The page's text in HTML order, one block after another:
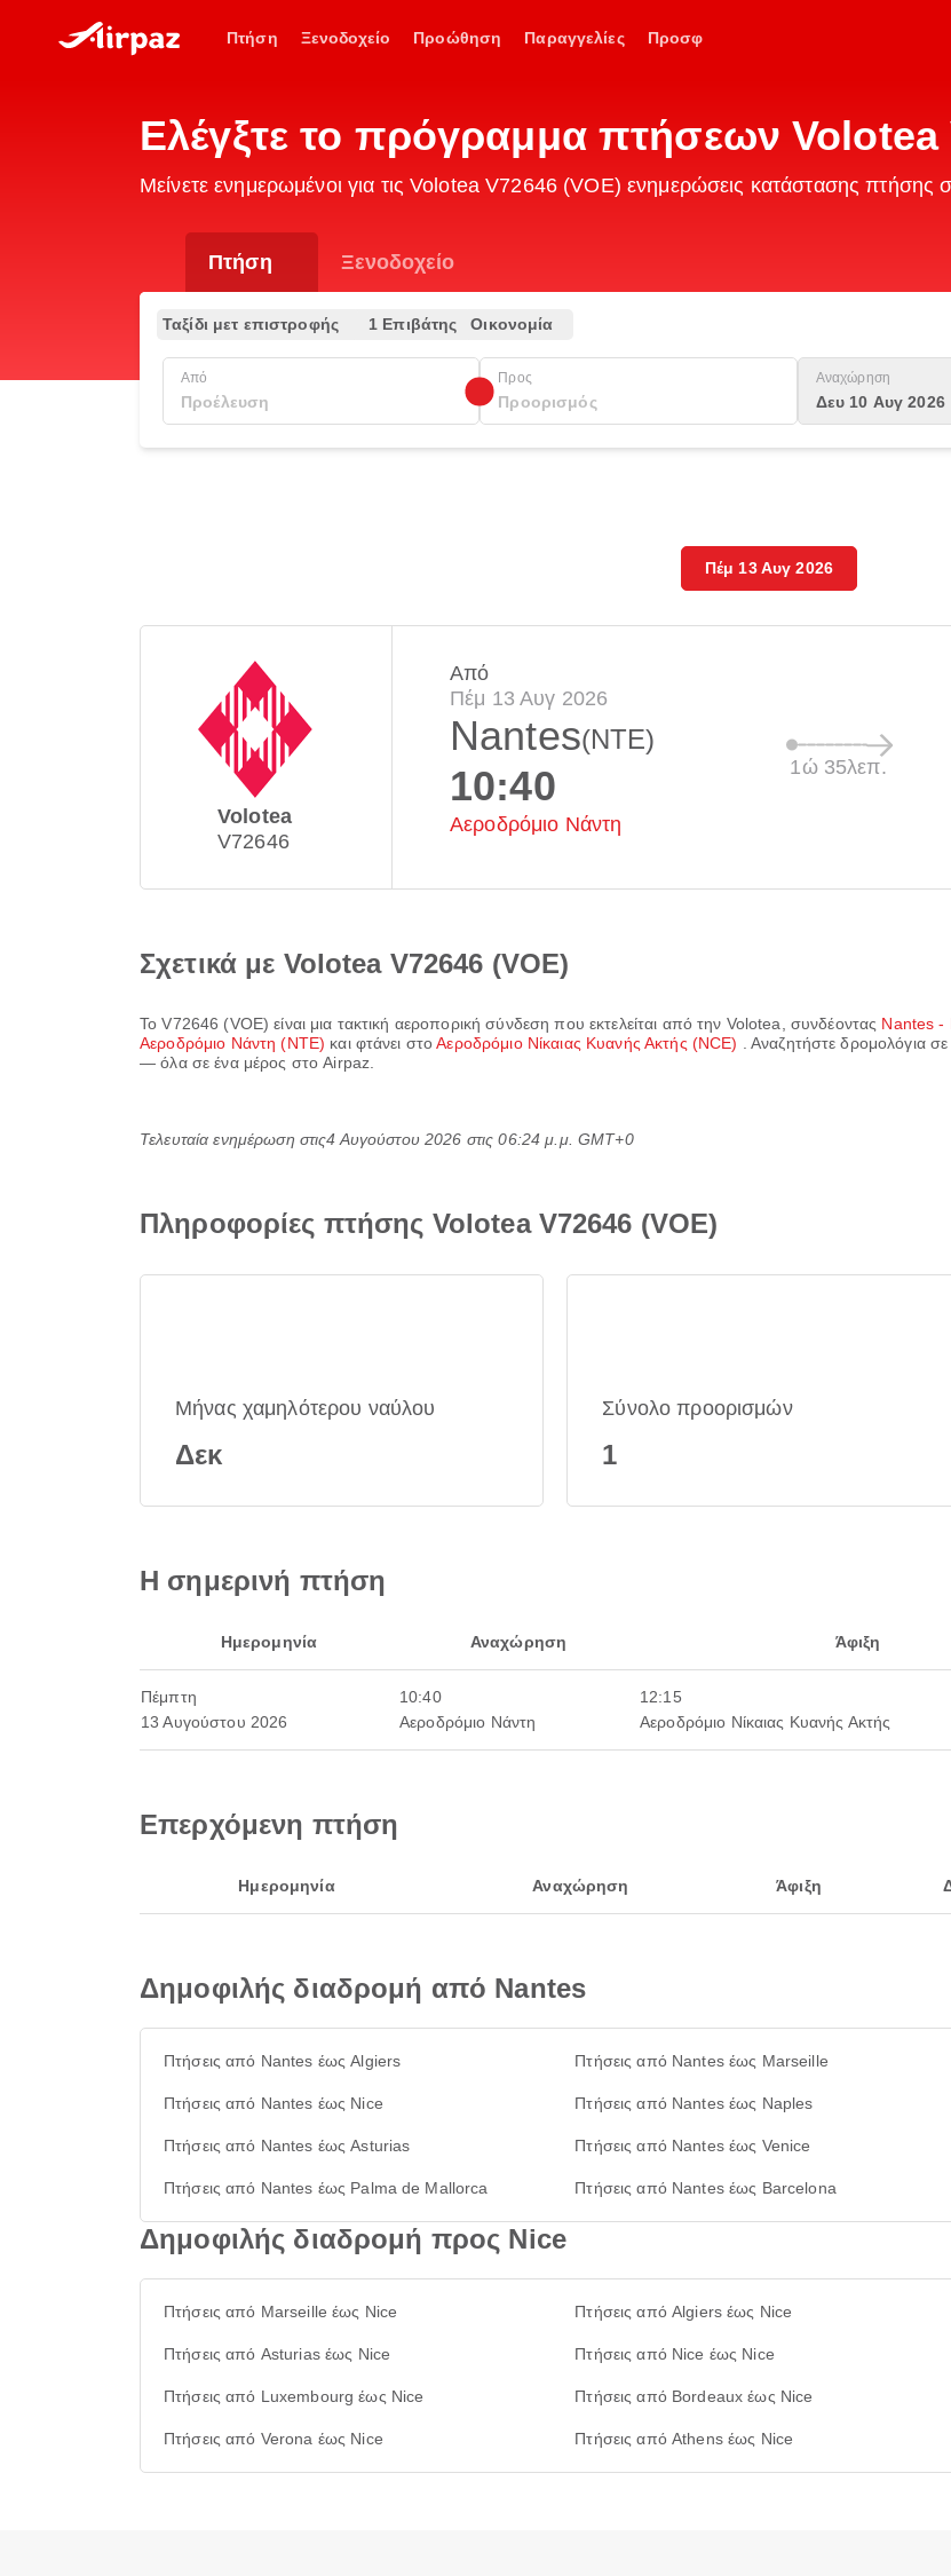
Πτήση Ξενοδοχείο Προώθηση Παραγγελίες Προσφ
Ελέγξτε το πρόγραμμα πτήσεων Volotea
Μείνετε ενημερωμένοι για τις Volotea V72646 (VOE) ενημερώσεις κατάστασης πτήσης
Πτήση Ξενοδοχείο
Ταξίδι μετ επιστροφής 1 Επιβάτης Οικονομία
Από Προς Αναχώρηση
Δευ 10 Αυγ 2026
Πέμ 13 Αυγ 2026
Volotea
V72646
Από
Πέμ 13 Αυγ 2026
Nantes(NTE)
10:40
Αεροδρόμιο Νάντη
1ώ 35λεπ.
Σχετικά με Volotea V72646 (VOE)
ΤοV72646 (VOE) είναι μια τακτική αεροπορική σύνδεση που εκτελείται από την Volotea , συνδέοντας Nantes -
Αεροδρόμιο Νάντη (NTE) και φτάνει στοΑεροδρόμιο Νίκαιας Κυανής Ακτής (NCE)
. Αναζητήστε δρομολόγια
— όλα σε ένα μέρος στο Airpaz.
Τελευταία ενημέρωση στις4 Αυγούστου 2026 στις 06:24 μ.μ. GMT+0
Πληροφορίες πτήσης Volotea V72646 (VOE)
Μήνας χαμηλότερου ναύλου
Δεκ
Σύνολο προορισμών
1
Η σημερινή πτήση
Ημερομηνία Αναχώρηση Άφιξη
Πέμπτη
13 Αυγούστου 2026
10:40
Αεροδρόμιο Νάντη
12:15
Αεροδρόμιο Νίκαιας Κυανής Ακτής
Επερχόμενη πτήση
Ημερομηνία Αναχώρηση Άφιξη
Δημοφιλής διαδρομή από Nantes
Πτήσεις από Nantes έως Algiers Πτήσεις από Nantes έως Marseille
Πτήσεις από Nantes έως Nice Πτήσεις από Nantes έως Naples
Πτήσεις από Nantes έως Asturias Πτήσεις από Nantes έως Venice
Πτήσεις από Nantes έως Palma de Mallorca Πτήσεις από Nantes έως Barcelona
Δημοφιλής διαδρομή προς Nice
Πτήσεις από Marseille έως Nice Πτήσεις από Algiers έως Nice
Πτήσεις από Asturias έως Nice Πτήσεις από Nice έως Nice
Πτήσεις από Luxembourg έως Nice Πτήσεις από Bordeaux έως Nice
Πτήσεις από Verona έως Nice Πτήσεις από Athens έως Nice